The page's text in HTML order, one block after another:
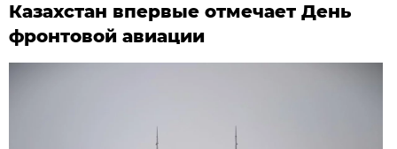
Казахстан впервые отмечает День
фронтовой авиации